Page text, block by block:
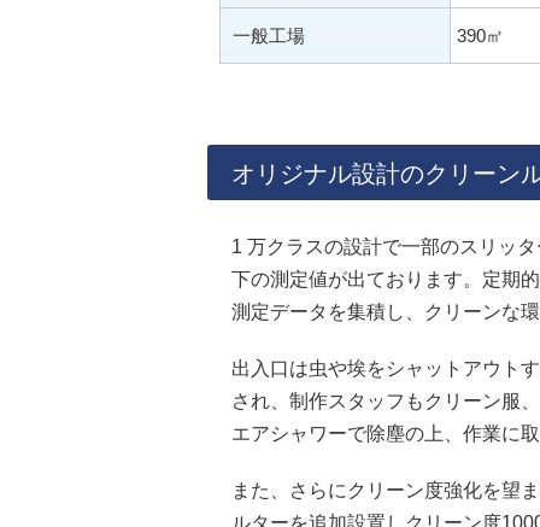
一般工場 390㎡
オリジナル設計のクリーン
1 万クラスの設計で一部のスリッ
下の測定値が出ております。定期
測定データを集積し、クリーンな
出入口は虫や埃をシャットアウト
され、制作スタッフもクリーン服
エアシャワーで除塵の上、作業に
また、さらにクリーン度強化を望
ルターを追加設置しクリーン度